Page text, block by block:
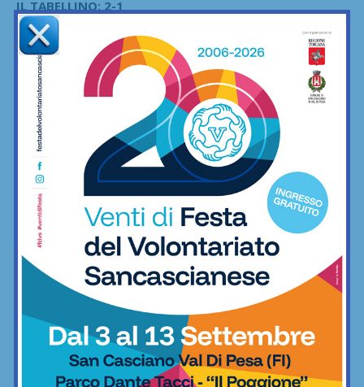
IL TABELLINO: 2-1
LIBERTAS BARBERINO TAVARNELLE: Pupilli, Petracchi,
Forconi (Ferraro 86’), Pazzagli, Ticci, Sarti, Cirillo (88’ Corti),
Mezzetti, Bellosi, Bianchi (68’ Cubillos), Conforti (76’ Seghi).
A disposizione: Cianti, Rosato, Furia, Vettori, Corti.
Allenatore: Stefano Lacchi
PIETRASANTA: Gega, Benassi (56’ Fioretti), Laucci,
Granaiola, Bartoli, Laurini (82’ Ceciarini), Petrucci (74’
Sodini), Aquilanti, Remedi, Szabo (82’ Mancini), Tocchini
(Ricci 56’) . A disposizione: Pucciarelli, Da Prato, Conti, Isola.
Allenatore: Leonardo Tocchini
: Lorenzo Norci di Arezzo
: 16′ Bellosi, 87′ Ceciarini, 94′ Sarti